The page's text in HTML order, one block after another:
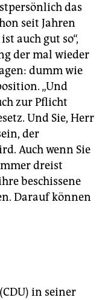
das
seit Jahren
auch gut so“,
der mal wieder
dumm wie
„Und
zur Pflicht
Und Sie, Herr
der
Auch wenn Sie
dreist
beschissene
Darauf können
in seiner